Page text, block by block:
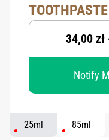
34,00
Notify
25ml 85ml